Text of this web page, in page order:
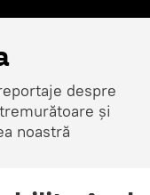
despre
și
noastră